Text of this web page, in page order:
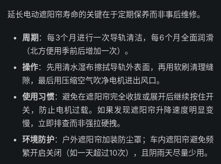
延长电动遮阳帘寿命的关键在于定期保养而非事后维修。
周期 ：每3个月进行一次导轨清洁，每6个月全面润滑
（北方便用季前后增加一次）。
操作：先用清水湿布擦拭导轨外表面，再用软刷清理缝
隙，最后用压缩空气吹净电机进出风口。
使用习惯：避免在遮阳帘完全收拢或展开后继续按住开
关，防止电机过载。如果发现遮阳帘升降速度明显变
慢，立即排查而非强拉硬拽。
环境防护：户外遮阳帘加装防尘罩；车内遮阳帘避免频
繁开启关闭（如一天超过10次），且阴雨天尽量少用。